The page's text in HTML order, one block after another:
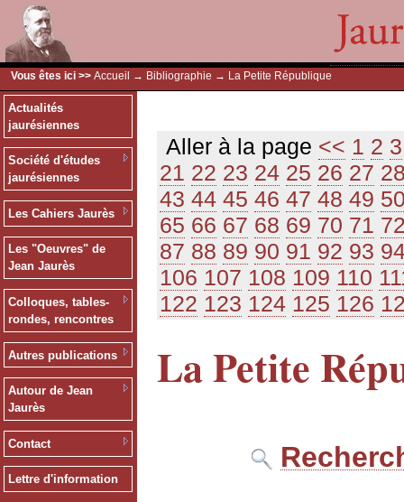
Vous êtes ici >> Accueil → Bibliographie → La Petite République
Actualités
jaurésiennes
Société d'études
jaurésiennes
Les Cahiers Jaurès
Les "Oeuvres" de
Jean Jaurès
Colloques, tables-
rondes, rencontres
Autres publications
Autour de Jean
Jaurès
Contact
Lettre d'information
Aller à la page << 1 2 3
21 22 23 24 25 26 27
43 44 45 46 47 48 49
65 66 67 68 69 70 71
87 88 89 90 91 92 93
106 107 108 109 110
122 123 124 125 126
La Petite